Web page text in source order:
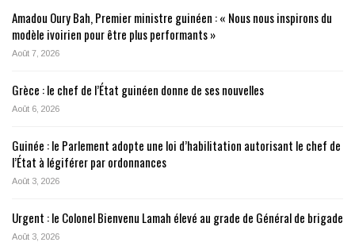
Amadou Oury Bah, Premier ministre guinéen : « Nous nous inspirons du
modèle ivoirien pour être plus performants »
Août 7, 2026
Grèce : le chef de l’État guinéen donne de ses nouvelles
Août 6, 2026
Guinée : le Parlement adopte une loi d’habilitation autorisant le chef de
l’État à légiférer par ordonnances
Août 3, 2026
Urgent : le Colonel Bienvenu Lamah élevé au grade de Général de brigade
Août 3, 2026